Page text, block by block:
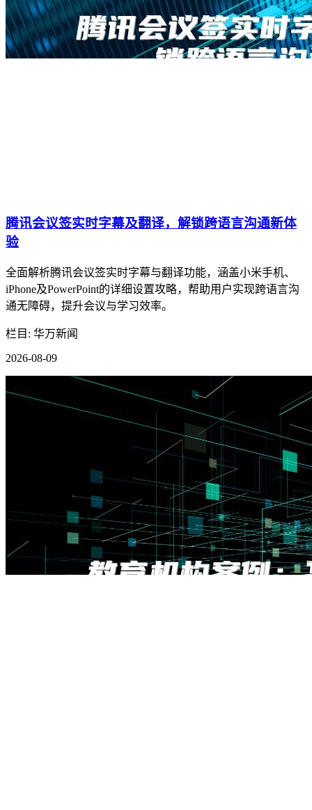
腾讯会议签实时字幕及翻译，解锁跨语言沟通新体
验
全面解析腾讯会议签实时字幕与翻译功能，涵盖小米手机、
iPhone及PowerPoint的详细设置攻略，帮助用户实现跨语言沟
通无障碍，提升会议与学习效率。
栏目: 华万新闻
2026-08-09